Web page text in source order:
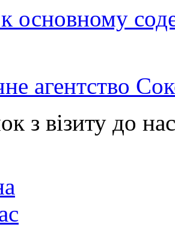
основному
агентство
з візиту до